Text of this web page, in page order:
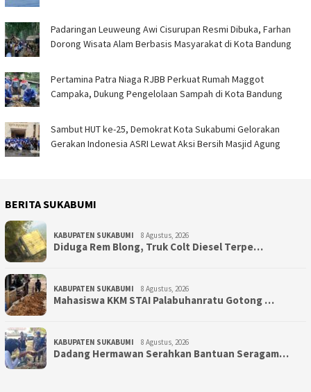
Padaringan Leuweung Awi Cisurupan Resmi Dibuka, Farhan
Dorong Wisata Alam Berbasis Masyarakat di Kota Bandung
Pertamina Patra Niaga RJBB Perkuat Rumah Maggot
Campaka, Dukung Pengelolaan Sampah di Kota Bandung
Sambut HUT ke-25, Demokrat Kota Sukabumi Gelorakan
Gerakan Indonesia ASRI Lewat Aksi Bersih Masjid Agung
BERITA SUKABUMI
KABUPATEN SUKABUMI 8 Agustus, 2026
Diduga Rem Blong, Truk Colt Diesel Terpe…
KABUPATEN SUKABUMI 8 Agustus, 2026
Mahasiswa KKM STAI Palabuhanratu Gotong …
KABUPATEN SUKABUMI 8 Agustus, 2026
Dadang Hermawan Serahkan Bantuan Seragam…